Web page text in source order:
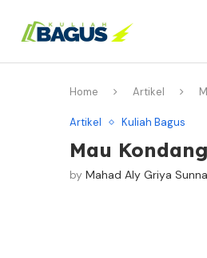
Home Artikel
Artikel Kuliah Bagus
Mau
by Mahad Aly Griya